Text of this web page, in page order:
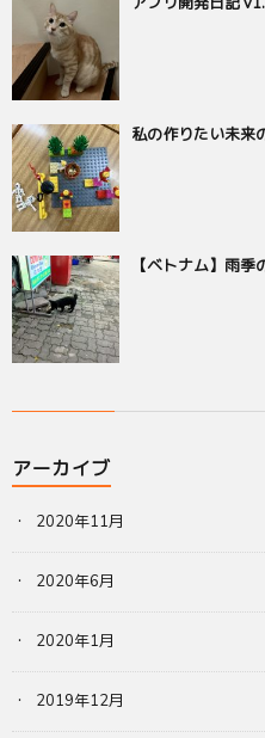
私の作りたい未来
【ベトナム】雨
アーカイブ
2020年11月
2020年6月
2020年1月
2019年12月